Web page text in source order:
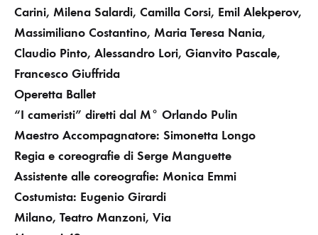
Carini, Milena Salardi, Camilla Corsi, Emil Alekperov,
Massimiliano Costantino, Maria Teresa Nania,
Claudio Pinto, Alessandro Lori, Gianvito Pascale,
Francesco Giuffrida
Operetta Ballet
“I cameristi” diretti dal M° Orlando Pulin
Maestro Accompagnatore: Simonetta Longo
Regia e coreografie di Serge Manguette
Assistente alle coreografie: Monica Emmi
Costumista: Eugenio Girardi
Milano, Teatro Manzoni, Via